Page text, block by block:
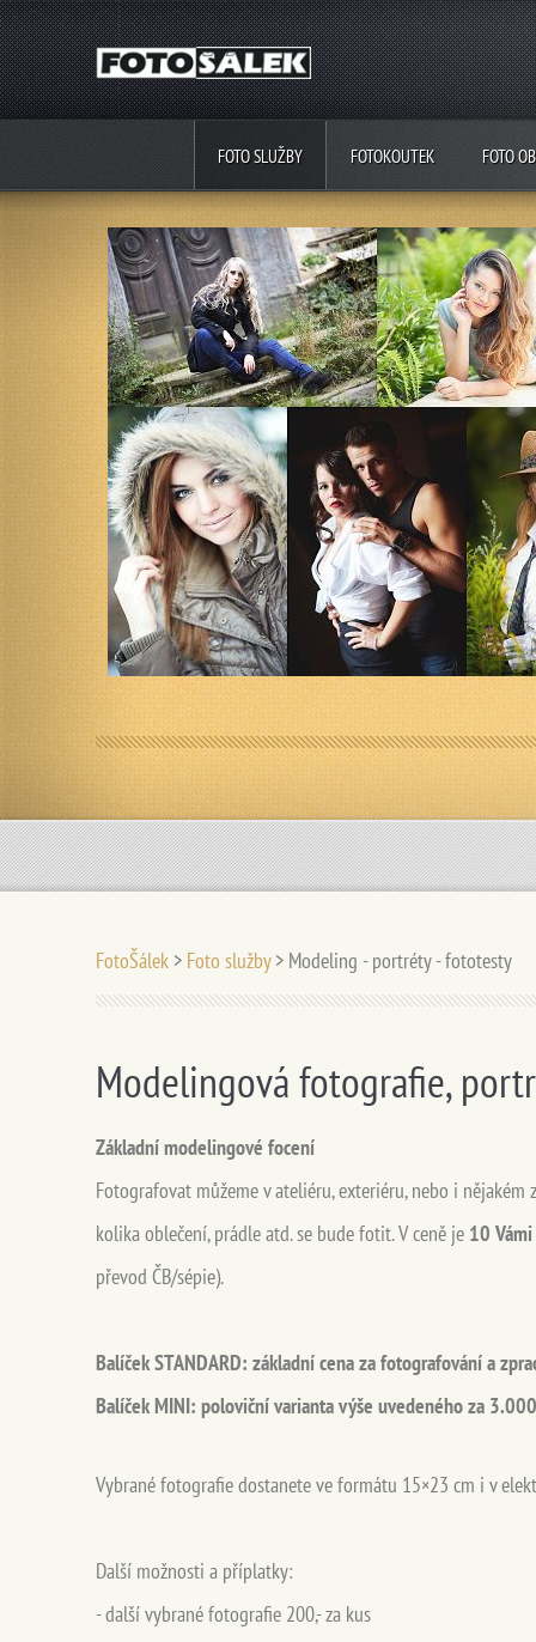
FOTO SLUŽBY FOTOKOUTEK FOTO
FotoŠálek > Foto služby > Modeling - portréty - fototesty
Modelingová fotografie,
Základní modelingové focení
Fotografovat můžeme v ateliéru, exteriéru, nebo i
kolika oblečení, prádle atd. se bude fotit. V ceně je 10
převod ČB/sépie).
Balíček STANDARD: základní cena za fotografování a
Balíček MINI: poloviční varianta výše uvedeného za
Vybrané fotografie dostanete ve formátu 15×23 cm i v
Další možnosti a příplatky:
- další vybrané fotografie 200,- za kus